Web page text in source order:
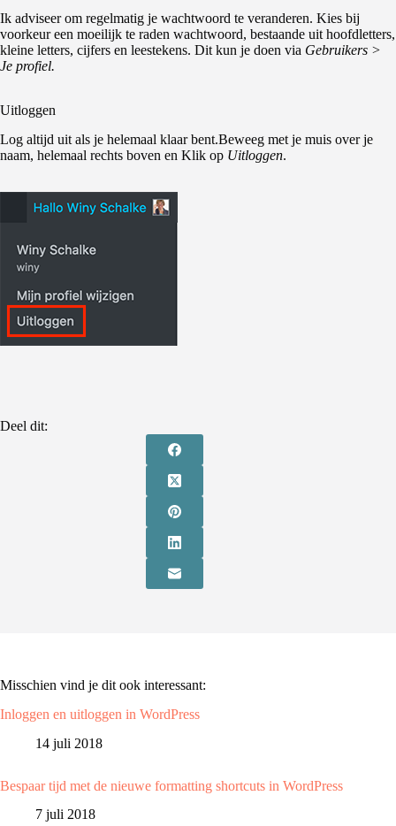
Ik adviseer om regelmatig je wachtwoord te veranderen. Kies bij
voorkeur een moeilijk te raden wachtwoord, bestaande uit hoofdletters,
kleine letters, cijfers en leestekens. Dit kun je doen via Gebruikers >
Je profiel.
Uitloggen
Log altijd uit als je helemaal klaar bent.Beweeg met je muis over je
naam, helemaal rechts boven en Klik op Uitloggen.
Deel dit:
Misschien vind je dit ook interessant:
Inloggen en uitloggen in WordPress
14 juli 2018
Bespaar tijd met de nieuwe formatting shortcuts in WordPress
7 juli 2018